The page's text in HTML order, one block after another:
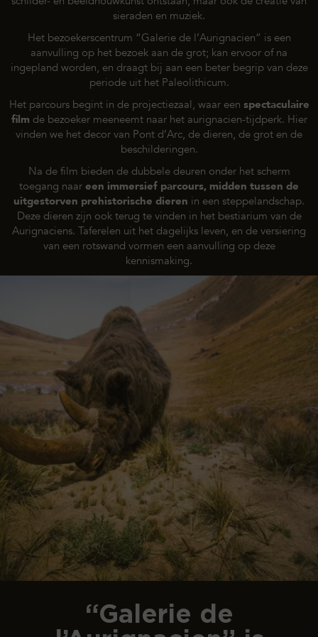
sieraden en muziek.
Het bezoekerscentrum “Galerie de l’Aurignacien” is een
aanvulling op het bezoek aan de grot; kan ervoor of na
ingepland worden, en draagt bij aan een beter begrip van deze
periode uit het Paleolithicum.
Het parcours begint in de projectiezaal, waar een spectaculaire
film de bezoeker meeneemt naar het aurignacien-tijdperk. Hier
vinden we het decor van Pont d’Arc, de dieren, de grot en de
beschilderingen.
Na de film bieden de dubbele deuren onder het scherm
toegang naar een immersief parcours, midden tussen de
uitgestorven prehistorische dieren in een steppelandschap.
Deze dieren zijn ook terug te vinden in het bestiarium van de
Aurignaciens. Taferelen uit het dagelijks leven, en de versiering
van een rotswand vormen een aanvulling op deze
kennismaking.
“Galerie de